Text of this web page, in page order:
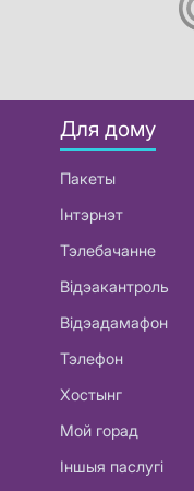
Для дому
Пакеты
Інтэрнэт
Тэлебачанне
Відэакантроль
Відэадамафон
Тэлефон
Хостынг
Мой горад
Іншыя паслугі